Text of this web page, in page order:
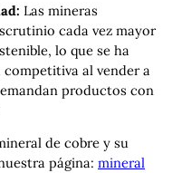
Las mineras
cada vez mayor
lo que se ha
al vender a
productos con
de cobre y su
página: mineral